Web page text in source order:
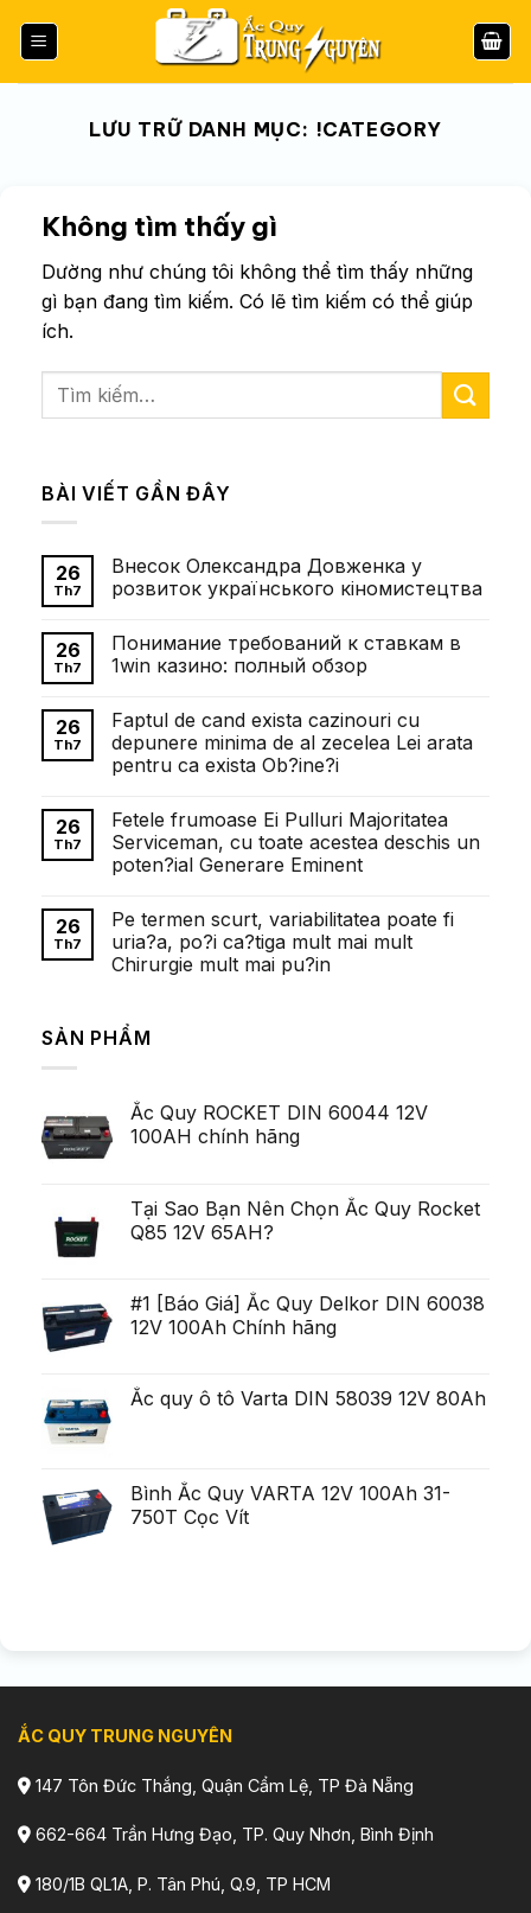
qua
LƯU TRỮ DANH MỤC: !CATEGORY
Không tìm thấy gì
Dường như chúng tôi không thể tìm thấy những
gì bạn đang tìm kiếm. Có lẽ tìm kiếm có thể giúp
ích.
BÀI VIẾT GẦN ĐÂY
26
Th7
Внесок Олександра Довженка у
розвиток українського кіномистецтва
bình
luận
ở
Довженка
у
розвиток
українського
26
Th7
Понимание требований к ставкам в
1win казино: полный обзор
bình
luận
ở
Понимание
ставкам
в
1win
казино:
полный
26
Th7
Faptul de cand exista cazinouri cu
depunere minima de al zecelea Lei arata
pentru ca exista Ob?ine?i
bình
luận
ở
Faptul
exista
cazinouri
cu
depunere
minima
zecelea
Lei
exista
Ob?
ine?
i
26
Th7
Fetele frumoase Ei Pulluri Majoritatea
Serviceman, cu toate acestea deschis un
poten?ial Generare Eminent
bình
luận
ở
Fetele
Majoritatea
Serviceman,
deschis
poten?
ial
26
Th7
Pe termen scurt, variabilitatea poate fi
uria?a, po?i ca?tiga mult mai mult
Chirurgie mult mai pu?in
bình
luận
ở
variabilitatea
poate
fi
tiga
Chirurgie
mult
mai
SẢN PHẨM
Ắc Quy ROCKET DIN 60044 12V
100AH chính hãng
Tại Sao Bạn Nên Chọn Ắc Quy Rocket
Q85 12V 65AH?
#1 [Báo Giá] Ắc Quy Delkor DIN 60038
12V 100Ah Chính hãng
Ắc quy ô tô Varta DIN 58039 12V 80Ah
Bình Ắc Quy VARTA 12V 100Ah 31-
750T Cọc Vít
ẮC QUY TRUNG NGUYÊN
147 Tôn Đức Thắng, Quận Cẩm Lệ, TP Đà Nẵng
662-664 Trần Hưng Đạo, TP. Quy Nhơn, Bình Định
180/1B QL1A, P. Tân Phú, Q.9, TP HCM